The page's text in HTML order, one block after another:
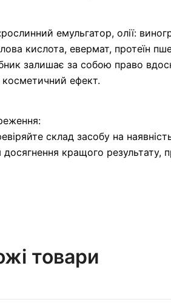
емульгатор, олії:
кислота, евермат, протеїн
залишає за собою право
ефект.
склад засобу на
досягнення кращого результату,
товари